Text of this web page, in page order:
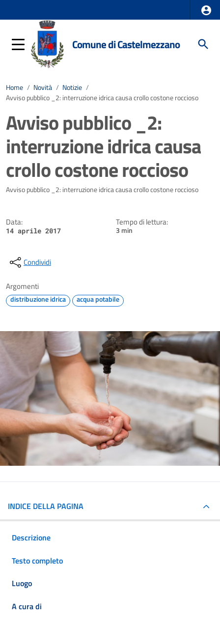
Comune di Castelmezzano
Home / Novità / Notizie /
Avviso pubblico _2: interruzione idrica causa crollo costone roccioso
Avviso pubblico _2:
interruzione idrica causa
crollo costone roccioso
Dettagli della notizia
Avviso pubblico _2: interruzione idrica causa crollo costone roccioso
Data:
14 aprile 2017
Tempo di lettura:
3 min
Condividi
Argomenti
distribuzione idrica acqua potabile
INDICE DELLA PAGINA
Descrizione
Testo completo
Luogo
A cura di